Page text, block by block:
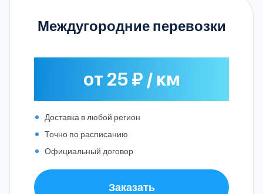
Междугородние перевозки
от 25 ₽ / км
Доставка в любой регион
Точно по расписанию
Официальный договор
Заказать